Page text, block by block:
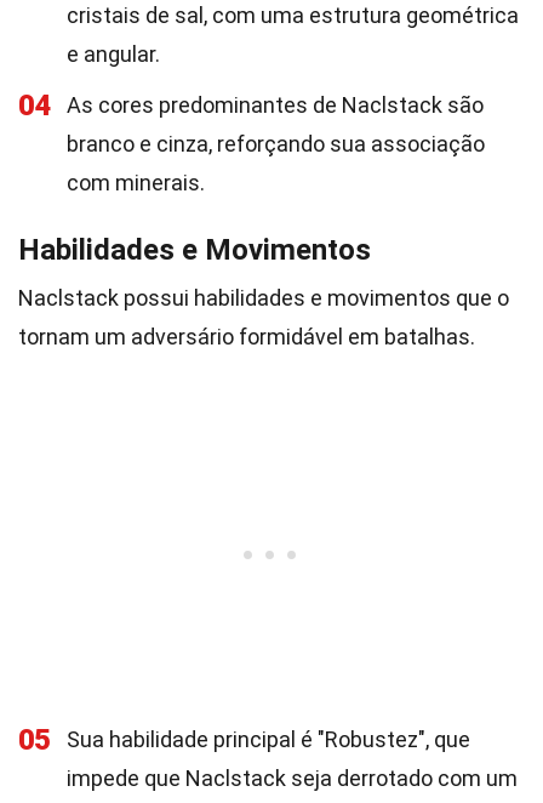
cristais de sal, com uma estrutura geométrica
e angular.
04
As cores predominantes de Naclstack são
branco e cinza, reforçando sua associação
com minerais.
Habilidades e Movimentos
Naclstack possui habilidades e movimentos que o
tornam um adversário formidável em batalhas.
05
Sua habilidade principal é "Robustez", que
impede que Naclstack seja derrotado com um